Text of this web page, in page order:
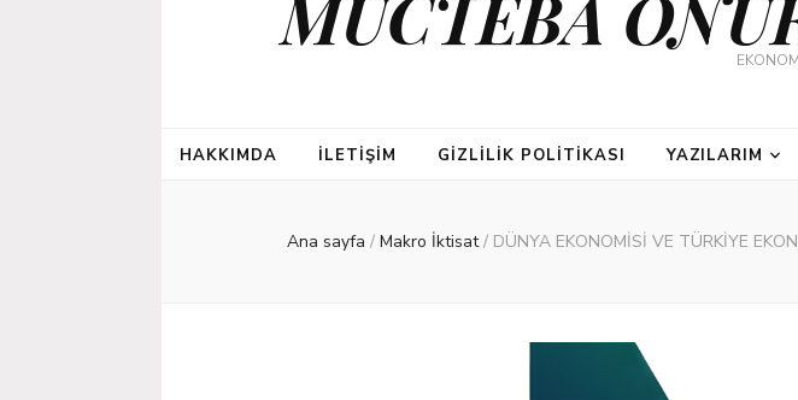
HAKKIMDA İLETIŞIM GIZLILIK POLITIKASI YAZILARIM
Ana sayfa / Makro İktisat/ DÜNYA EKONOMİSİ VE TÜRKİYE